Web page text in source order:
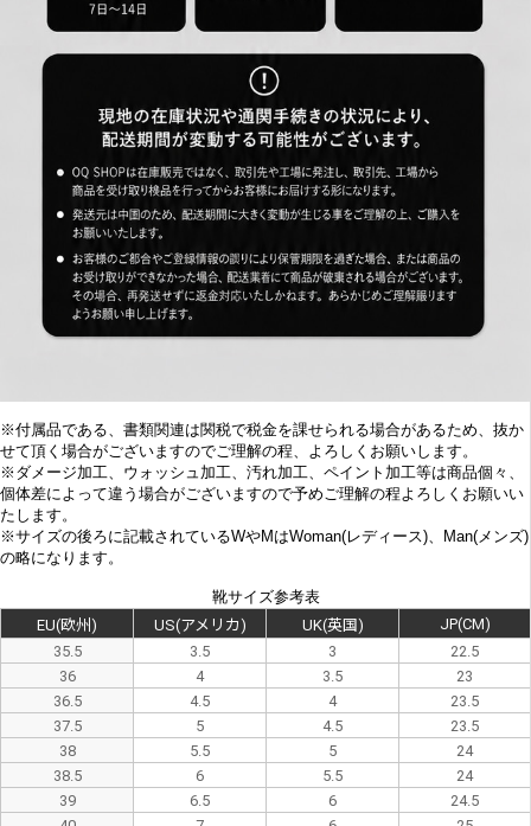
※付属品である、書類関連は関税で税金を課せられる場合があるため、抜か
せて頂く場合がございますのでご理解の程、よろしくお願いします。
※ ダメージ加工、 ウォッシュ加工、汚れ加工、ペイント加工等は商品個々、
個体差によって違う場合がございますので予めご理解の程よろしくお願いい
たします。
※サイズの後ろに記載されているWやMはWoman(レディース)、Man(メンズ)
の略になります。
靴サイズ参考表
EU(欧州)
US(アメリカ) UK(英国)
JP(CM)
35.5
3.5 3
22.5
36
4 3.5
23
36.5
4.5 4
23.5
37.5
5 4.5
23.5
38
5.5 5
24
38.5
6 5.5
24
39
6.5 6
24.5